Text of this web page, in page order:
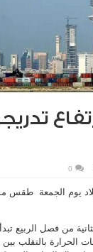
0
يوم الجمعة
من فصل الربيع
الحرارة بالتقلب